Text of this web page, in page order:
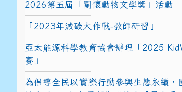
2026第五屆「關懷動物文學獎」活動
「2023年減碳大作戰-教師研習」
亞太能源科學教育協會辦理「2025
賽」
為倡導全民以實際行動參與生態永續，